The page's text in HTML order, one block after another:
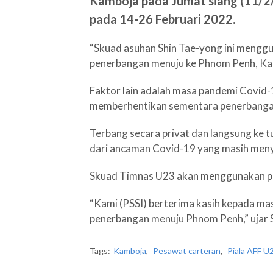
pada 14-26 Februari 2022.
“Skuad asuhan Shin Tae-yong ini
penerbangan menuju ke Phnom Penh,
Faktor lain adalah masa pandemi
memberhentikan sementara
Terbang secara privat dan langsung ke
dari ancaman Covid-19 yang masih
Skuad Timnas U23 akan menggunakan
“Kami (PSSI) berterima kasih kepada
penerbangan menuju Phnom Penh,” ujar
Tags: Kamboja, Pesawat carteran, Piala AFF